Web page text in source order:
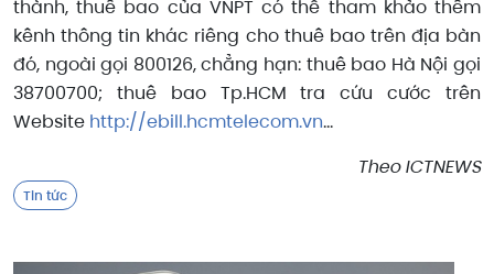
thành, thuê bao của VNPT có thể tham khảo thêm
kênh thông tin khác riêng cho thuê bao trên địa bàn
đó, ngoài gọi 800126, chẳng hạn: thuê bao Hà Nội gọi
38700700; thuê bao Tp.HCM tra cứu cước trên
Website http://ebill.hcmtelecom.vn...
Theo ICTNEWS
Tin tức